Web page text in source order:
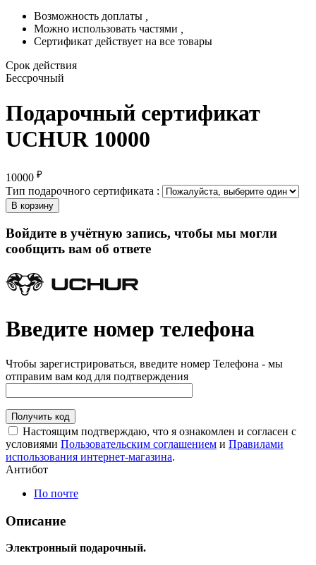
Возможность доплаты
Можно использовать частями
Сертификат действует на все товары
Срок действия
Бессрочный
Подарочный сертификат
UCHUR 10000
10000 ₽
Тип подарочного сертификата :
В корзину
Войдите в учётную запись, чтобы мы могли
сообщить вам об ответе
Введите номер телефона
Чтобы зарегистрироваться, введите номер Телефона - мы
отправим вам код для подтверждения
Получить код
Настоящим подтверждаю, что я ознакомлен и согласен с
условиями Пользовательским соглашением и Правилами
использования интернет-магазина.
Антибот
По почте
Описание
Электронный подарочный.